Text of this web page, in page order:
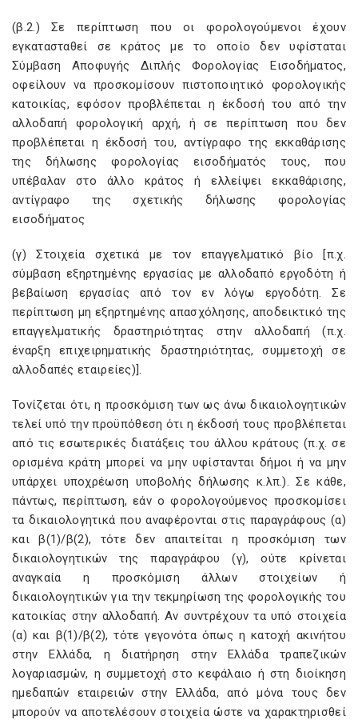
(β.2.) Σε περίπτωση που οι φορολογούμενοι έχουν
εγκατασταθεί σε κράτος με το οποίο δεν υφίσταται
Σύμβαση Αποφυγής Διπλής Φορολογίας Εισοδήματος,
οφείλουν να προσκομίσουν πιστοποιητικό φορολογικής
κατοικίας, εφόσον προβλέπεται η έκδοσή του από την
αλλοδαπή φορολογική αρχή, ή σε περίπτωση που δεν
προβλέπεται η έκδοσή του, αντίγραφο της εκκαθάρισης
της δήλωσης φορολογίας εισοδήματός τους, που
υπέβαλαν στο άλλο κράτος ή ελλείψει εκκαθάρισης,
αντίγραφο της σχετικής δήλωσης φορολογίας
εισοδήματος
(γ) Στοιχεία σχετικά με τον επαγγελματικό βίο [π.χ.
σύμβαση εξηρτημένης εργασίας με αλλοδαπό εργοδότη ή
βεβαίωση εργασίας από τον εν λόγω εργοδότη. Σε
περίπτωση μη εξηρτημένης απασχόλησης, αποδεικτικό της
επαγγελματικής δραστηριότητας στην αλλοδαπή (π.χ.
έναρξη επιχειρηματικής δραστηριότητας, συμμετοχή σε
αλλοδαπές εταιρείες)].
Τονίζεται ότι, η προσκόμιση των ως άνω δικαιολογητικών
τελεί υπό την προϋπόθεση ότι η έκδοσή τους προβλέπεται
από τις εσωτερικές διατάξεις του άλλου κράτους (π.χ. σε
ορισμένα κράτη μπορεί να μην υφίστανται δήμοι ή να μην
υπάρχει υποχρέωση υποβολής δήλωσης κ.λπ.). Σε κάθε,
πάντως, περίπτωση, εάν ο φορολογούμενος προσκομίσει
τα δικαιολογητικά που αναφέρονται στις παραγράφους (α)
και β(1)/β(2), τότε δεν απαιτείται η προσκόμιση των
δικαιολογητικών της παραγράφου (γ), ούτε κρίνεται
αναγκαία η προσκόμιση άλλων στοιχείων ή
δικαιολογητικών για την τεκμηρίωση της φορολογικής του
κατοικίας στην αλλοδαπή. Αν συντρέχουν τα υπό στοιχεία
(α) και β(1)/β(2), τότε γεγονότα όπως η κατοχή ακινήτου
στην Ελλάδα, η διατήρηση στην Ελλάδα τραπεζικών
λογαριασμών, η συμμετοχή στο κεφάλαιο ή στη διοίκηση
ημεδαπών εταιρειών στην Ελλάδα, από μόνα τους δεν
μπορούν να αποτελέσουν στοιχεία ώστε να χαρακτηρισθεί